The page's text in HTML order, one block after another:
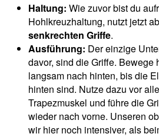
Haltung: Wie zuvor bist du
Hohlkreuzhaltung, nutzt jetzt
senkrechten Griffe.
Ausführung: Der einzige
davor, sind die Griffe. Bewege
langsam nach hinten, bis die
hinten sind. Nutze dazu vor
Trapezmuskel und führe die
wieder nach vorne. Unseren
wir hier noch intensiver, als